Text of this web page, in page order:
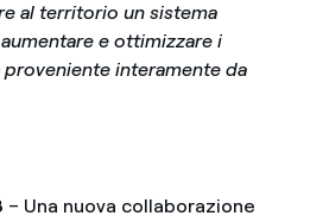
al territorio un sistema
e ottimizzare i
interamente da
– Una nuova collaborazione